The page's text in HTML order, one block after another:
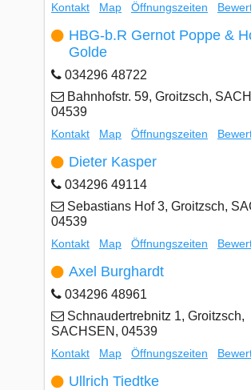
Kontakt Map Öffnungszeiten
HBG-b.R Gernot Poppe &
Golde
034296 48722
Bahnhofstr. 59, Groitzsch,
04539
Kontakt Map Öffnungszeiten
Dieter Kasper
034296 49114
Sebastians Hof 3, Groitzsch,
04539
Kontakt Map Öffnungszeiten
Axel Burghardt
034296 48961
Schnaudertrebnitz 1, Groitzsch,
SACHSEN, 04539
Kontakt Map Öffnungszeiten
Ullrich Tiedtke